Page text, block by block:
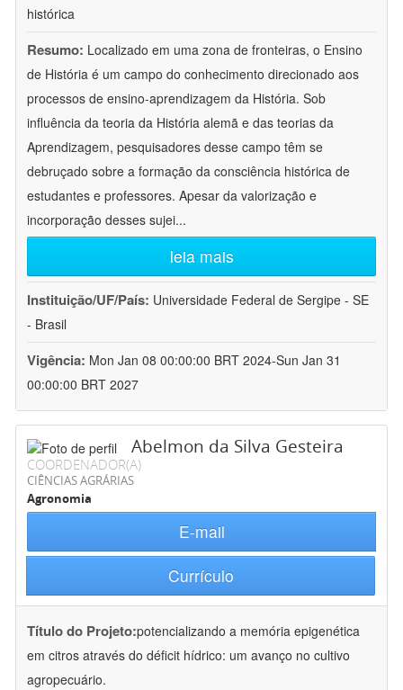
histórica
Resumo: Localizado em uma zona de fronteiras, o Ensino
de História é um campo do conhecimento direcionado aos
processos de ensino-aprendizagem da História. Sob
influência da teoria da História alemã e das teorias da
Aprendizagem, pesquisadores desse campo têm se
debruçado sobre a formação da consciência histórica de
estudantes e professores. Apesar da valorização e
incorporação desses sujei...
leia mais
Instituição/UF/País: Universidade Federal de Sergipe - SE
- Brasil
Vigência: Mon Jan 08 00:00:00 BRT 2024-Sun Jan 31
00:00:00 BRT 2027
Abelmon da Silva Gesteira
COORDENADOR(A)
CIÊNCIAS AGRÁRIAS
Agronomia
E-mail
Currículo
Título do Projeto:potencializando a memória epigenética
em citros através do déficit hídrico: um avanço no cultivo
agropecuário.